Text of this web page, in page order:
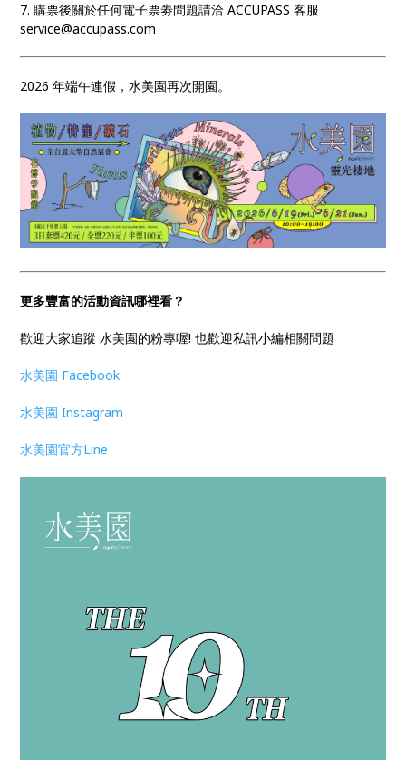
7. 購票後關於任何電子票劵問題請洽 ACCUPASS 客服
service@accupass.com
2026 年端午連假，水美園再次開園。
更多豐富的活動資訊哪裡看？
歡迎大家追蹤 水美園的粉專喔! 也歡迎私訊小編相關問題
水美園 Facebook
水美園 Instagram
水美園官方Line